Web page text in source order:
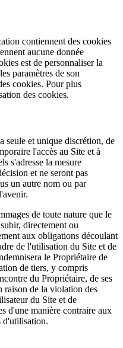
contiennent des cookies
aucune donnée
est de personnaliser la
paramètres de son
cookies. Pour plus
des cookies.
seule et unique discrétion, de
l'accès au Site et à
s'adresse la mesure
et ne seront pas
un autre nom ou par
de toute nature que le
directement ou
aux obligations découlant
de l'utilisation du Site et de
le Propriétaire de
de tiers, y compris
du Propriétaire, de ses
raison de la violation des
du Site et de
d'une manière contraire aux
d'utilisation.